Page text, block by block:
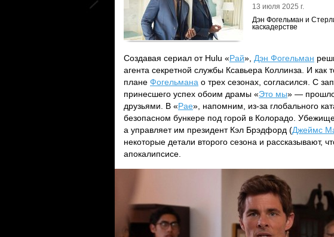
13 июля 2025 г.
Дэн Фогельман и
каскадерстве
Создавая сериал от Hulu «Рай», Дэн Фогельман
агента секретной службы Ксавьера Коллинза. И как
плане Фогельмана о трех сезонах, согласился. С
принесшего успех обоим драмы «Это мы» — прошло
друзьями. В «Рае», напомним, из-за глобального
безопасном бункере под горой в Колорадо.
а управляет им президент Кэл Брэдфорд (Джеймс
некоторые детали второго сезона и рассказывают,
апокалипсисе.